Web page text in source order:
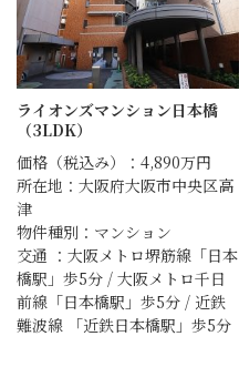
ライオンズマンション日本橋
（3LDK）
価格（税込み）：4,890万円
所在地：大阪府大阪市中央区高
津
物件種別：マンション
交通 ：大阪メトロ堺筋線「日本
橋駅」歩5分 / 大阪メトロ千日
前線「日本橋駅」歩5分 / 近鉄
難波線 「近鉄日本橋駅」歩5分